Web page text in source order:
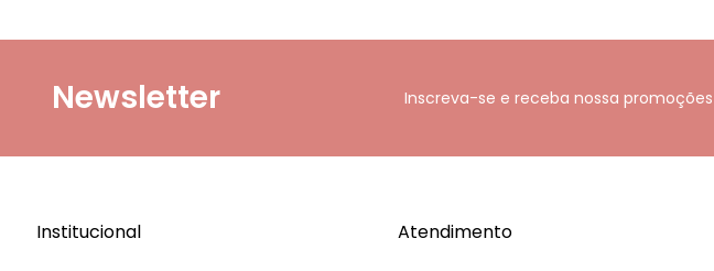
Newsletter Inscreva-se e receba nossa promoções
Institucional Atendimento